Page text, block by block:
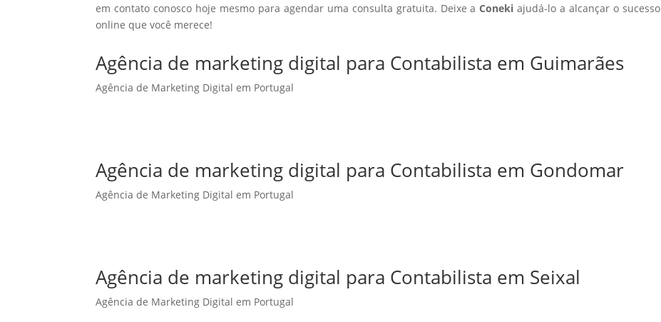
em contato conosco hoje mesmo para agendar uma consulta gratuita. Deixe aConeki ajudá-lo a alcançar o sucesso
online que você merece!
Agência de marketing digital para Contabilista em Guimarães
Agência de Marketing Digital em Portugal
Agência de marketing digital para Contabilista em Gondomar
Agência de Marketing Digital em Portugal
Agência de marketing digital para Contabilista em Seixal
Agência de Marketing Digital em Portugal